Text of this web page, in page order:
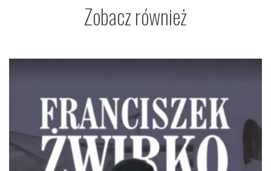
Zobacz również